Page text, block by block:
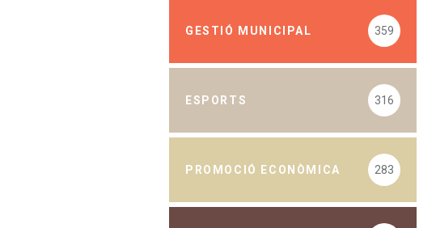
GESTIÓ MUNICIPAL 359
ESPORTS 316
PROMOCIÓ ECONÒMICA 283